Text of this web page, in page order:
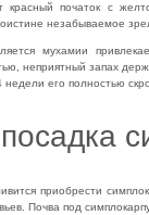
початок с
незабываемое
мухамии
неприятный запах
его полностью
приобрести
Почва под